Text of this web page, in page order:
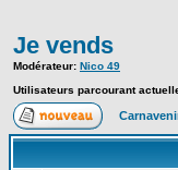
Je vends
Modérateur: Nico 49
Utilisateurs parcourant